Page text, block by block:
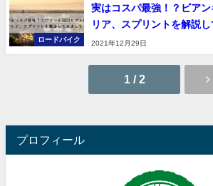
ロードバイク
実はコスパ最強！？ビア
リア、スプリントを解説
2021年12月29日
1 / 2
プロフィール